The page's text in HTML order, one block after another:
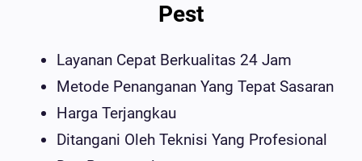
Pest
Layanan Cepat Berkualitas 24 Jam
Metode Penanganan Yang Tepat Sasaran
Harga Terjangkau
Ditangani Oleh Teknisi Yang Profesional